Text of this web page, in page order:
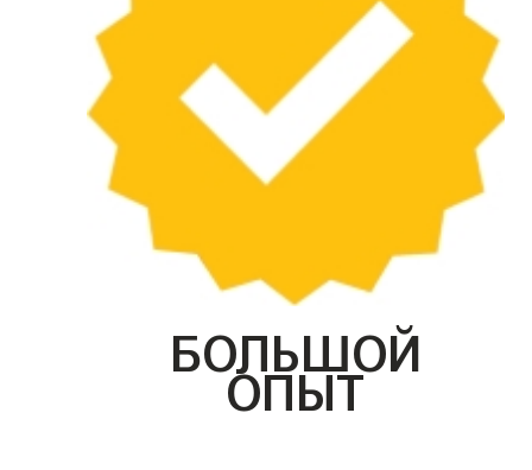
БОЛЬШОЙ
ОПЫТ